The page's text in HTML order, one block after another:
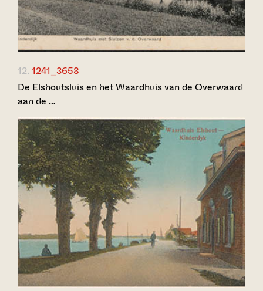
12. 1241_3658
De Elshoutsluis en het Waardhuis van de Overwaard
aan de …